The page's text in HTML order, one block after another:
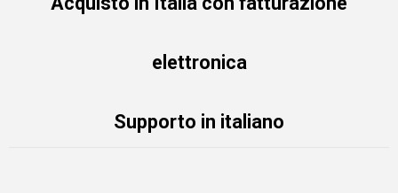
elettronica
Supporto in italiano